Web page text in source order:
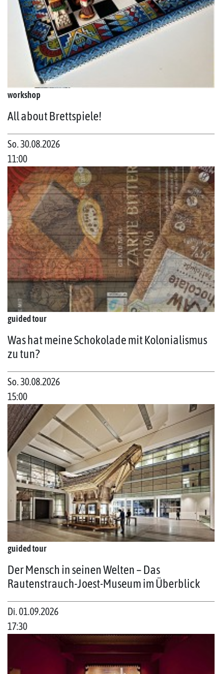
workshop
All about Brettspiele!
So. 30.08.2026
11:00
guided tour
Was hat meine Schokolade mit Kolonialismus
zu tun?
So. 30.08.2026
15:00
guided tour
Der Mensch in seinen Welten – Das
Rautenstrauch-Joest-Museum im Überblick
Di. 01.09.2026
17:30